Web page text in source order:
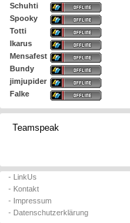
Schuhti
Spooky
Totti
Ikarus
Mensafest
Bundy
jimjupider
Falke
Teamspeak
- LinkUs
- Kontakt
- Impressum
- Datenschutzerklärung